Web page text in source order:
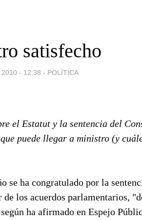
satisfecho
- 12:38 - POLÍTICA
el Estatut y la sentencia del
puede llegar a ministro (y
se ha congratulado por la
los acuerdos parlamentarios,
ha afirmado en Espejo